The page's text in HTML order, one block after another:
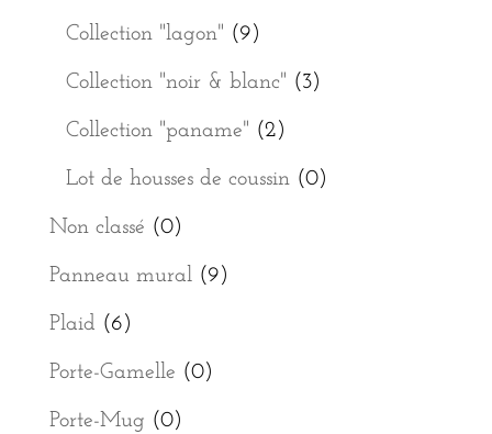
Collection "lagon" (9)
Collection "noir & blanc" (3)
Collection "paname" (2)
Lot de housses de coussin (0)
Non classé (0)
Panneau mural (9)
Plaid (6)
Porte-Gamelle (0)
Porte-Mug (0)